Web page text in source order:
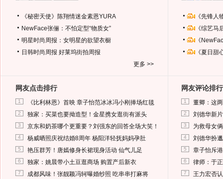
《秘密天使》陈翔情迷金素恩YURA
NewFace张俪：不怕定型“物质女”
明星时尚周报：女明星的欲望衣橱
日韩时尚周报 好莱坞街拍周报
更多 >>
《先锋
《综艺
《
《夏日
网友点击排行
1 《比利林恩》首映 章子怡范冰冰冯小刚捧场红毯
2 独家：买菜也要拗造型！金星携女逛街有派头
3 京东和奶茶哪个更重要？刘强东的回答全场大笑！
4 杨威晒照庆祝结婚8周年 杨阳洋轻抚妈妈孕肚
5 艳压群芳！唐嫣修身长裙现身活动 仙气儿足
6 独家：姚晨带小土豆逛商场 购置产后新衣
7 成都风味！张靓颖冯轲曝婚纱照 吃串串打麻将
网友评论排行
1 董卿：这
2 刘德华新
3 为救母女
4 刘德华扮
5 章子怡斥
6 律师：于
7 王力宏否